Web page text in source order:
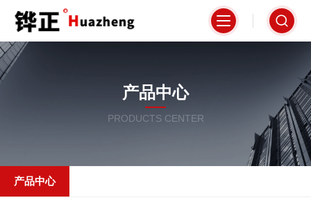
产品中心
PRODUCTS CENTER
产品中心